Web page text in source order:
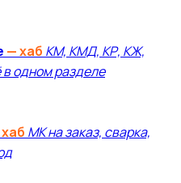
— хаб КМ, КМД, КР, КЖ,
одном разделе
МК на заказ, сварка,